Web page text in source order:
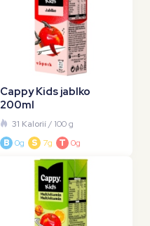
Cappy Kids jablko
200ml
31 Kalorií/ 100 g
B 0g S 7g T 0g